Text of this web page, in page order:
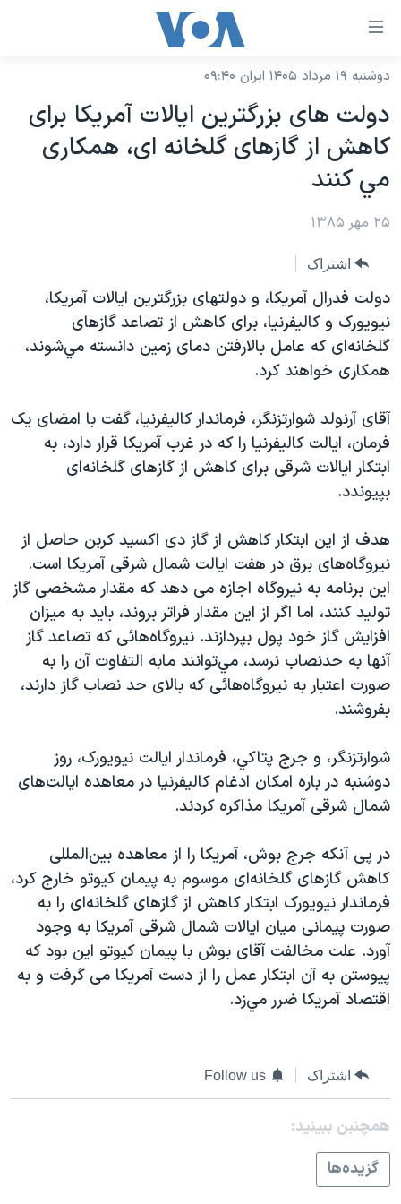
لینکهای
دسترسی
جهش
به
محتوای
اصلی
جهش
به
صفحه
جهش
به
جستجو
نسخه سبک وب‌سایت
موضوع ها
ایران
آمریکا
جهان
ورزشی
گزیده‌ها
ویژه برنامه‌ها
فرهنگ و زندگی
حقوق شهروندی
اسرائیل در جنگ
گالری عکس
آرشیو پخش زنده
برنامه های تلویزیونی
جدول برنامه ها
صفحه‌های ویژه
جام جهانی ۲۰۲۶
عملیات خشم حماسی
۲۵۰سالگی آمریکا
مستندها
انتخابات ریاست جمهوری آمریکا ۲۰۲۴
ورزش زنان در ایران
اعتراضات زن، زندگی، آزادی
مجموعه مستندهای دادخواهی
تریبونال مردمی آبان ۹۸
دادگاه حمید نوری
چهل سال گروگان‌گیری
اعتراضات مردمی آبان ۹۸
اسرائیل در جنگ
همایش محافظه‌کاران آمریکا «سی‌پک»
صفحه‌های ویژه
سفر پرزیدنت ترامپ به چین
فرکانس‌های صدای آمریکا
پخش رادیویی
یادگیری زبان انگلیسی
دنبال کنید
زبانهای مختلف
دوشنبه ۱۹ مرداد ۱۴۰۵ ایران ۰۹:۴۰
دولت های بزرگترين ايالات آمريکا برای
کاهش از گازهای گلخانه ای، همکاری
مي کنند
۲۵ مهر ۱۳۸۵
اشتراک
دولت فدرال آمريکا، و دولتهای بزرگترين ايالات آمريکا،
نيويورک و کاليفرنيا، برای کاهش از تصاعد گازهای
گلخانه‌ای که عامل بالارفتن دمای زمين دانسته مي‌شوند،
همکاری خواهند کرد.
آقای آرنولد شوارتزنگر، فرماندار کاليفرنيا، گفت با امضای يک
فرمان، ايالت کاليفرنيا را که در غرب آمريکا قرار دارد، به
ابتکار ايالات شرقی برای کاهش از گازهای گلخانه‌ای
بپيوندد.
هدف از اين ابتکار کاهش از گاز دی اکسيد کربن حاصل از
نيروگاه‌های برق در هفت ايالت شمال شرقی آمريکا است.
اين برنامه به نيروگاه اجازه می دهد که مقدار مشخصی گاز
توليد کنند، اما اگر از اين مقدار فراتر بروند، بايد به ميزان
افزايش گاز خود پول بپردازند. نيروگاه‌هائی که تصاعد گاز
آنها به حدنصاب نرسد، مي‌توانند مابه التفاوت آن را به
صورت اعتبار به نيروگاه‌هائی که بالای حد نصاب گاز دارند،
بفروشند.
شوارتزنگر، و جرج پتاکي، فرماندار ايالت نيويورک، روز
دوشنبه در باره امکان ادغام کاليفرنيا در معاهده ايالت‌های
شمال شرقی آمريکا مذاکره کردند.
در پی آنکه جرج بوش، آمريکا را از معاهده بين‌المللی
کاهش گازهای گلخانه‌ای موسوم به پيمان کيوتو خارج کرد،
فرماندار نيويورک ابتکار کاهش از گازهای گلخانه‌ای را به
صورت پيمانی ميان ايالات شمال شرقی آمريکا به وجود
آورد. علت مخالفت آقای بوش با پيمان کيوتو اين بود که
پيوستن به آن ابتکار عمل را از دست آمريکا می گرفت و به
اقتصاد آمريکا ضرر مي‌زد.
اشتراک Follow us
همچنبن ببینید:
گزيده‌ها